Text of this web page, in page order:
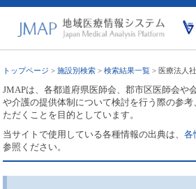
トップページ >施設別検索 >検索結果一覧 > 医療法人
JMAPは、各都道府県医師会、郡市区医師会や
や介護の提供体制について検討を行う際の参
ただくことを目的としています。
当サイトで使用している各種情報の出典は、各
参照ください。